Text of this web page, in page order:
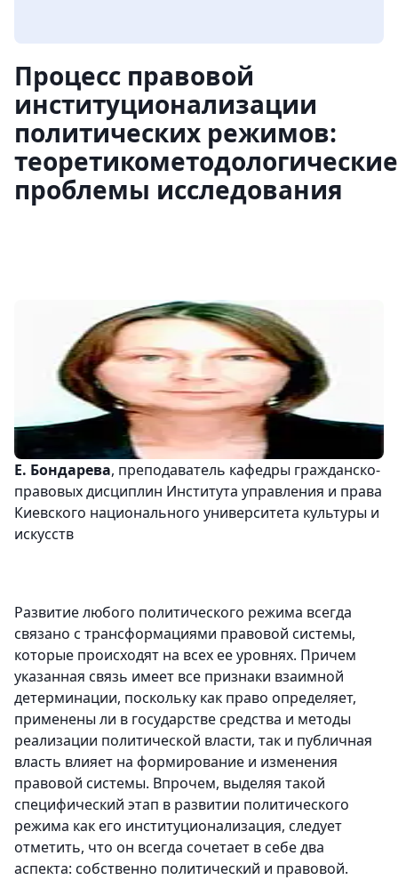
Процесс правовой
институционализации
политических режимов:
теоретикометодологические
проблемы исследования
Е. Бондарева, преподаватель кафедры гражданско-
правовых дисциплин Института управления и права
Киевского национального университета культуры и
искусств
Развитие любого политического режима всегда
связано с трансформациями правовой системы,
которые происходят на всех ее уровнях. Причем
указанная связь имеет все признаки взаимной
детерминации, поскольку как право определяет,
применены ли в государстве средства и методы
реализации политической власти, так и публичная
власть влияет на формирование и изменения
правовой системы. Впрочем, выделяя такой
специфический этап в развитии политического
режима как его институционализация, следует
отметить, что он всегда сочетает в себе два
аспекта: собственно политический и правовой.